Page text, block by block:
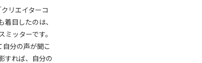
リエイターコ
目したのは、
ッターです。
自分の声が聞こ
すれば、自分の